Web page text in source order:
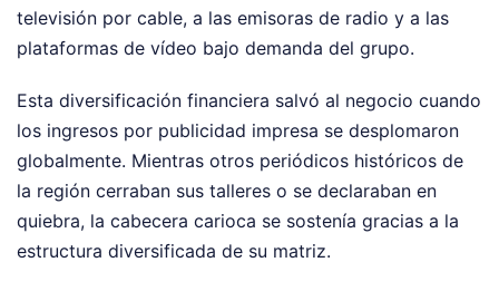
televisión por cable, a las emisoras de radio y a las
plataformas de vídeo bajo demanda del grupo.
Esta diversificación financiera salvó al negocio cuando
los ingresos por publicidad impresa se desplomaron
globalmente. Mientras otros periódicos históricos de
la región cerraban sus talleres o se declaraban en
quiebra, la cabecera carioca se sostenía gracias a la
estructura diversificada de su matriz.